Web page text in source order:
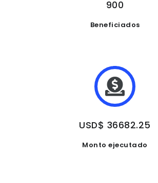
900
Beneficiados
USD$ 36682.25
Monto ejecutado